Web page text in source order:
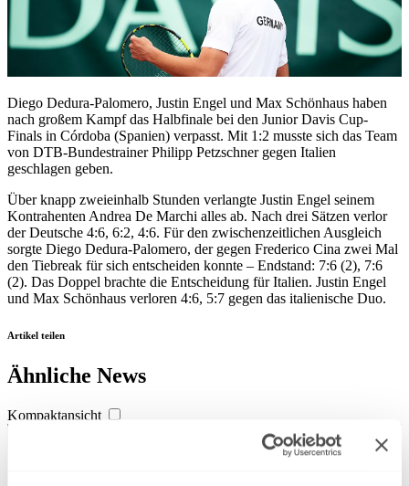
Diego Dedura-Palomero, Justin Engel und Max Schönhaus haben
nach großem Kampf das Halbfinale bei den Junior Davis Cup-
Finals in Córdoba (Spanien) verpasst. Mit 1:2 musste sich das Team
von DTB-Bundestrainer Philipp Petzschner gegen Italien
geschlagen geben.
Über knapp zweieinhalb Stunden verlangte Justin Engel seinem
Kontrahenten Andrea De Marchi alles ab. Nach drei Sätzen verlor
der Deutsche 4:6, 6:2, 4:6. Für den zwischenzeitlichen Ausgleich
sorgte Diego Dedura-Palomero, der gegen Frederico Cina zwei Mal
den Tiebreak für sich entscheiden konnte – Endstand: 7:6 (2), 7:6
(2). Das Doppel brachte die Entscheidung für Italien. Justin Engel
und Max Schönhaus verloren 4:6, 5:7 gegen das italienische Duo.
Artikel teilen
Ähnliche News
Kompaktansicht